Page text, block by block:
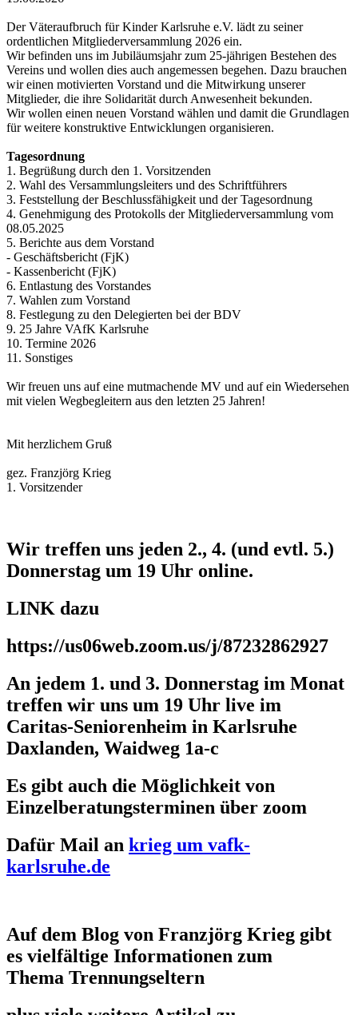
Der Väteraufbruch für Kinder Karlsruhe e.V. lädt zu seiner
ordentlichen Mitgliederversammlung 2026 ein.
Wir befinden uns im Jubiläumsjahr zum 25-jährigen Bestehen des
Vereins und wollen dies auch angemessen begehen. Dazu brauchen
wir einen motivierten Vorstand und die Mitwirkung unserer
Mitglieder, die ihre Solidarität durch Anwesenheit bekunden.
Wir wollen einen neuen Vorstand wählen und damit die Grundlagen
für weitere konstruktive Entwicklungen organisieren.
Tagesordnung
1. Begrüßung durch den 1. Vorsitzenden
2. Wahl des Versammlungsleiters und des Schriftführers
3. Feststellung der Beschlussfähigkeit und der Tagesordnung
4. Genehmigung des Protokolls der Mitgliederversammlung vom
08.05.2025
5. Berichte aus dem Vorstand
- Geschäftsbericht (FjK)
- Kassenbericht (FjK)
6. Entlastung des Vorstandes
7. Wahlen zum Vorstand
8. Festlegung zu den Delegierten bei der BDV
9. 25 Jahre VAfK Karlsruhe
10. Termine 2026
11. Sonstiges
Wir freuen uns auf eine mutmachende MV und auf ein Wiedersehen
mit vielen Wegbegleitern aus den letzten 25 Jahren!
Mit herzlichem Gruß
gez. Franzjörg Krieg
1. Vorsitzender
Wir treffen uns jeden 2., 4. (und evtl. 5.)
Donnerstag um 19 Uhr online.
LINK dazu
https://us06web.zoom.us/j/87232862927
An jedem 1. und 3. Donnerstag im Monat
treffen wir uns um 19 Uhr live im
Caritas-Seniorenheim in Karlsruhe
Daxlanden, Waidweg 1a-c
Es gibt auch die Möglichkeit von
Einzelberatungsterminen über zoom
Dafür Mail an krieg um vafk-
karlsruhe.de
Auf dem Blog von Franzjörg Krieg gibt
es vielfältige Informationen zum
Thema Trennungseltern